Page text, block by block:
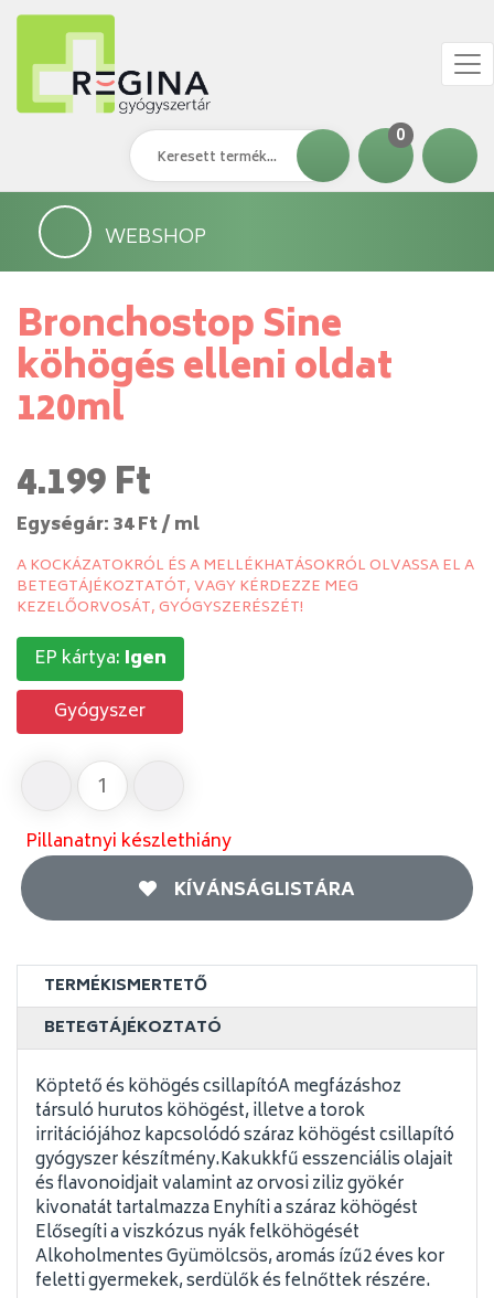
0
WEBSHOP
Bronchostop Sine
köhögés elleni oldat
120ml
4.199 Ft
Egységár: 34 Ft / ml
A KOCKÁZATOKRÓL ÉS A MELLÉKHATÁSOKRÓL OLVASSA EL A
BETEGTÁJÉKOZTATÓT, VAGY KÉRDEZZE MEG
KEZELŐORVOSÁT, GYÓGYSZERÉSZÉT!
EP kártya: Igen
Gyógyszer
Pillanatnyi készlethiány
KÍVÁNSÁGLISTÁRA
TERMÉKISMERTETŐ
BETEGTÁJÉKOZTATÓ
Köptető és köhögés csillapítóA megfázáshoz
társuló hurutos köhögést, illetve a torok
irritációjához kapcsolódó száraz köhögést csillapító
gyógyszer készítmény.Kakukkfű esszenciális olajait
és flavonoidjait valamint az orvosi ziliz gyökér
kivonatát tartalmazza Enyhíti a száraz köhögést
Elősegíti a viszkózus nyák felköhögését
Alkoholmentes Gyümölcsös, aromás ízű2 éves kor
feletti gyermekek, serdülők és felnőttek részére.